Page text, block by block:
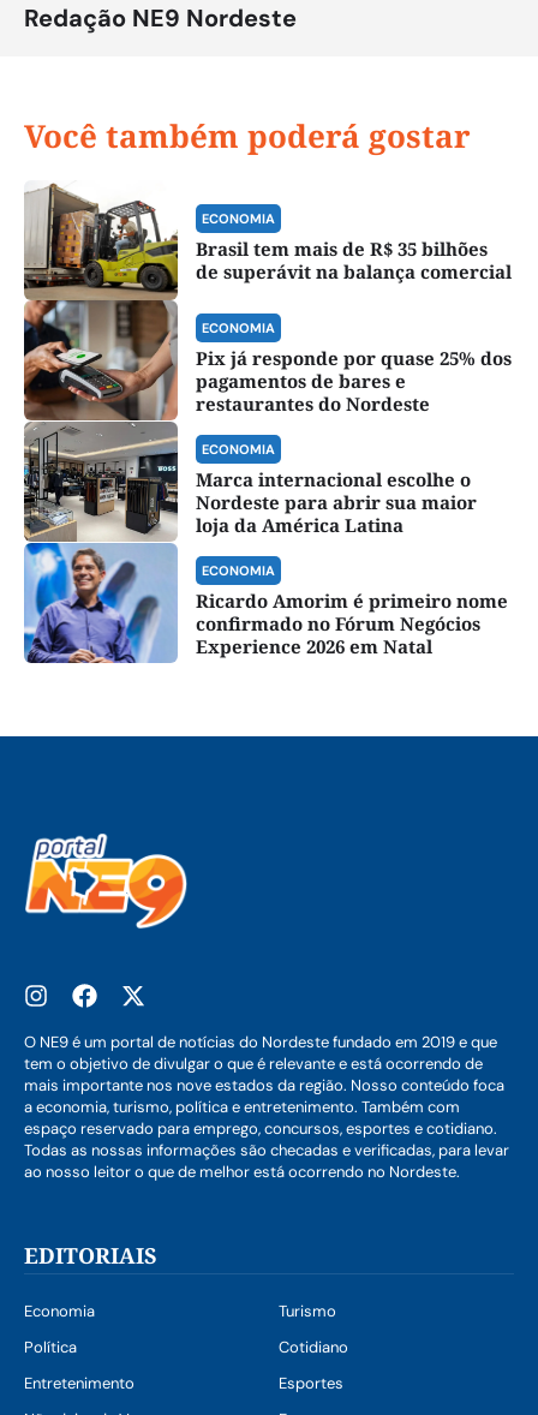
Redação NE9 Nordeste
Você também poderá gostar
ECONOMIA
Brasil tem mais de R$ 35 bilhões
de superávit na balança comercial
ECONOMIA
Pix já responde por quase 25% dos
pagamentos de bares e
restaurantes do Nordeste
ECONOMIA
Marca internacional escolhe o
Nordeste para abrir sua maior
loja da América Latina
ECONOMIA
Ricardo Amorim é primeiro nome
confirmado no Fórum Negócios
Experience 2026 em Natal
O NE9 é um portal de notícias do Nordeste fundado em 2019 e que
tem o objetivo de divulgar o que é relevante e está ocorrendo de
mais importante nos nove estados da região. Nosso conteúdo foca
a economia, turismo, política e entretenimento. Também com
espaço reservado para emprego, concursos, esportes e cotidiano.
Todas as nossas informações são checadas e verificadas, para levar
ao nosso leitor o que de melhor está ocorrendo no Nordeste.
EDITORIAIS
Economia
Turismo
Política
Cotidiano
Entretenimento
Esportes